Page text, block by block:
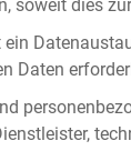
soweit dies
Daten